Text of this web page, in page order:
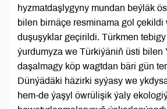
hyzmatdaşlygyny mundan beýläk
bilen birnäçe resminama gol çekildi
duşuşyklar geçirildi. Türkmen
ýurdumyza we Türkiýäniň üsti bilen
daşalmagy köp wagtdan bäri gün
Dünýädäki häzirki syýasy we
hem-de ýaşyl öwrülişik ýaly